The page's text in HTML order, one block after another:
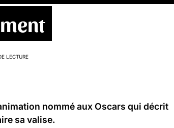
LECTURE
nommé aux Oscars qui décrit
sa valise.